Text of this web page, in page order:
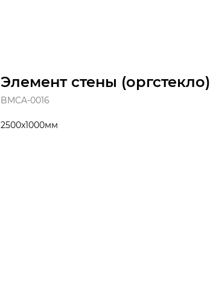
Элемент стены (оргстекло)
BMCA-0016
2500x1000мм